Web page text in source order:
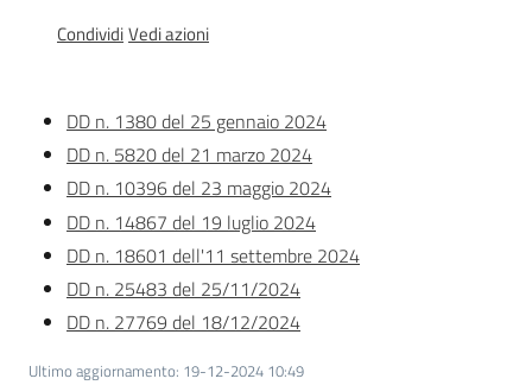
Servizi
Comunicazione
Piani,
progetti
banche
dati
CondividiVedi azioni
DD n. 1380 del 25 gennaio 2024
DD n. 5820 del 21 marzo 2024
DD n. 10396 del 23 maggio 2024
DD n. 14867 del 19 luglio 2024
DD n. 18601 dell'11 settembre 2024
DD n. 25483 del 25/11/2024
DD n. 27769 del 18/12/2024
Ultimo aggiornamento: 19-12-2024 10:49